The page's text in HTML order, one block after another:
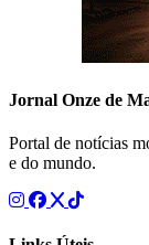
Jornal Onze de
Portal de notícias
e do mundo.